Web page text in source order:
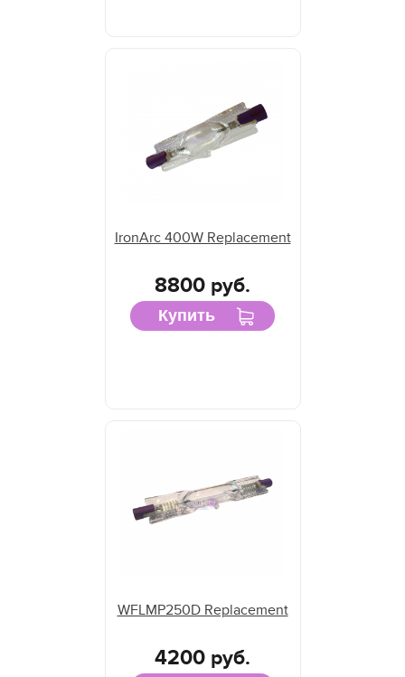
IronArc 400W Replacement
8800 руб.
Купить
WFLMP250D Replacement
4200 руб.